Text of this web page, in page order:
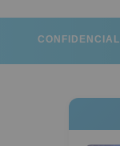
CONFIDENCIAL